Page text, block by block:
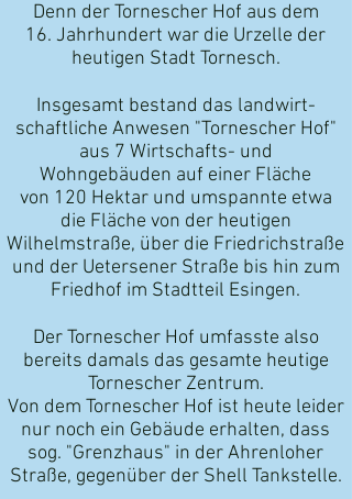
Denn der Tornescher Hof aus dem
16. Jahrhundert war die Urzelle der
heutigen Stadt Tornesch.
Insgesamt bestand das landwirt-
schaftliche Anwesen "Tornescher Hof"
aus 7 Wirtschafts- und
Wohngebäuden auf einer Fläche
von 120 Hektar und umspannte etwa
die Fläche von der heutigen
Wilhelmstraße, über die Friedrichstraße
und der Uetersener Straße bis hin zum
Friedhof im Stadtteil Esingen.
Der Tornescher Hof umfasste also
bereits damals das gesamte heutige
Tornescher Zentrum.
Von dem Tornescher Hof ist heute leider
nur noch ein Gebäude erhalten, dass
sog. "Grenzhaus" in der Ahrenloher
Straße, gegenüber der Shell Tankstelle.